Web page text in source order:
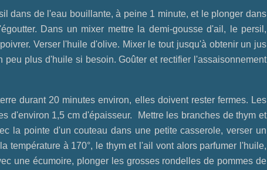
dans de l'eau bouillante, à peine 1 minute, et le plonger dans
Dans un mixer mettre la demi-gousse d'ail, le persil,
Verser l'huile d'olive. Mixer le tout jusqu'à obtenir un jus
peu plus d'huile si besoin. Goûter et rectifier l'assaisonnement
durant 20 minutes environ, elles doivent rester fermes. Les
d'environ 1,5 cm d'épaisseur. Mettre les branches de thym et
la pointe d'un couteau dans une petite casserole, verser un
température à 170°, le thym et l'ail vont alors parfumer l'huile,
une écumoire, plonger les grosses rondelles de pommes de